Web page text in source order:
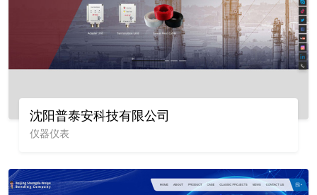
沈阳普泰安科技有限公司
仪器仪表